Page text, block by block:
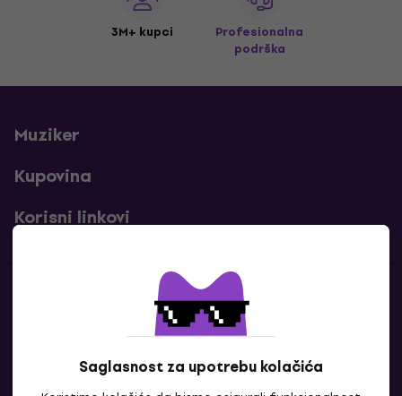
Saglasnost za upotrebu kolačića
3M+ kupci
Profesionalna
podrška
Muziker
Kupovina
Korisni linkovi
Kontakti
Kontaktiraj nas